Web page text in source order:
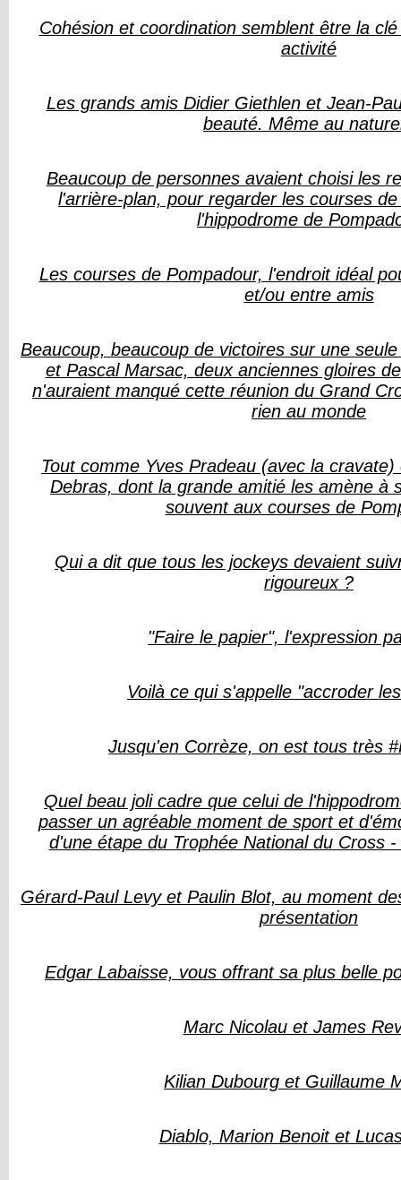
Cohésion et coordination semblent être la
activité
Les grands amis Didier Giethlen et Jean-
beauté. Même au
Beaucoup de personnes avaient choisi les
l'arrière-plan, pour regarder les courses
l'hippodrome de
Les courses de Pompadour, l'endroit idéal
et/ou entre amis
Beaucoup, beaucoup de victoires sur une
et Pascal Marsac, deux anciennes gloires
n'auraient manqué cette réunion du Grand
rien au monde
Tout comme Yves Pradeau (avec la
Debras, dont la grande amitié les amène à
souvent aux courses de
Qui a dit que tous les jockeys devaient
rigoureux ?
"Faire le papier", l'expression
Voilà ce qui s'appelle "accroder
Jusqu'en Corrèze, on est tous très
Quel beau joli cadre que celui de
passer un agréable moment de sport et
d'une étape du Trophée National du Cross
Gérard-Paul Levy et Paulin Blot, au moment
présentation
Edgar Labaisse, vous offrant sa plus belle
Marc Nicolau et James
Kilian Dubourg et Guillaume
Diablo, Marion Benoit et